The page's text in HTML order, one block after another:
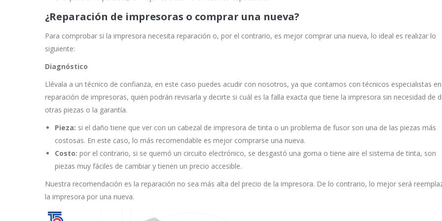
¿Reparación de impresoras o comprar una nueva?
Para comprobar si la impresora necesita reparación o, por el contrario, es mejor comprar una nueva, lo ideal es realizar lo
siguiente:
Diagnóstico
Llévala a un técnico de confianza, en este caso puedes acudir con nosotros, ya que contamos con técnicos especialistas en
reparación de impresoras, quien podrán revisarla y decirte si cuál es la falla exacta que tiene la impresora sin necesidad de
otras piezas o la garantía.
Pieza: si el daño tiene que ver con un cabezal de impresora de tinta o un problema de fusor son una de las piezas más
costosas. En este caso, lo más recomendable es mejor comprarse una nueva.
Costo: por el contrario, si se quemó un circuito electrónico, se desgastó una goma o tiene aire el sistema de tinta, son
piezas muy fáciles de cambiar y tienen un precio accesible.
Nuestra recomendación es la reparación no sea más alta del precio de la impresora. De lo contrario, lo mejor será
la impresora por una nueva.